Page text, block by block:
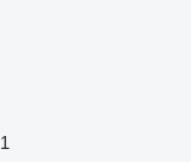
1